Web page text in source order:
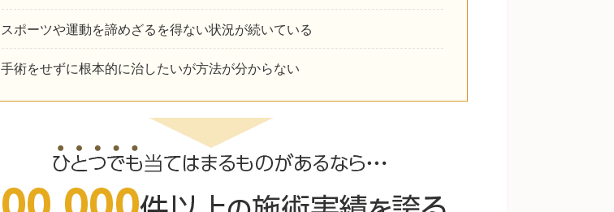
スポーツや運動を諦めざるを得ない状況が続いている
手術をせずに根本的に治したいが方法が分からない